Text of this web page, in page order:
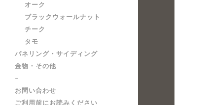
オーク
ブラックウォールナット
チーク
タモ
パネリング・サイディング
金物・その他
–
お問い合わせ
ご利用前にお読みください